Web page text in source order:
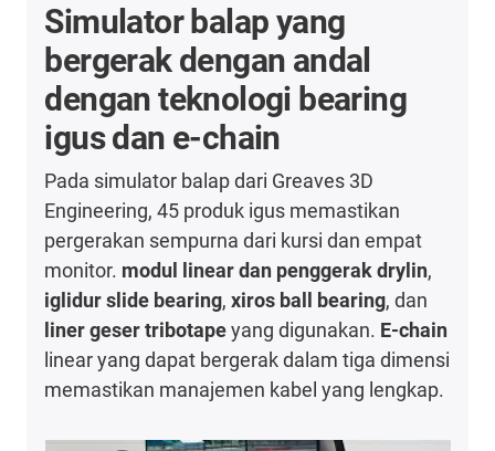
Simulator balap yang
bergerak dengan andal
dengan teknologi bearing
igus dan e-chain
Pada simulator balap dari Greaves 3D
Engineering, 45 produk igus memastikan
pergerakan sempurna dari kursi dan empat
monitor. modul linear dan penggerak drylin,
iglidur slide bearing,xiros ball bearing, dan
liner geser tribotapeyang digunakan. E-chain
linear yang dapat bergerak dalam tiga dimensi
memastikan manajemen kabel yang lengkap.